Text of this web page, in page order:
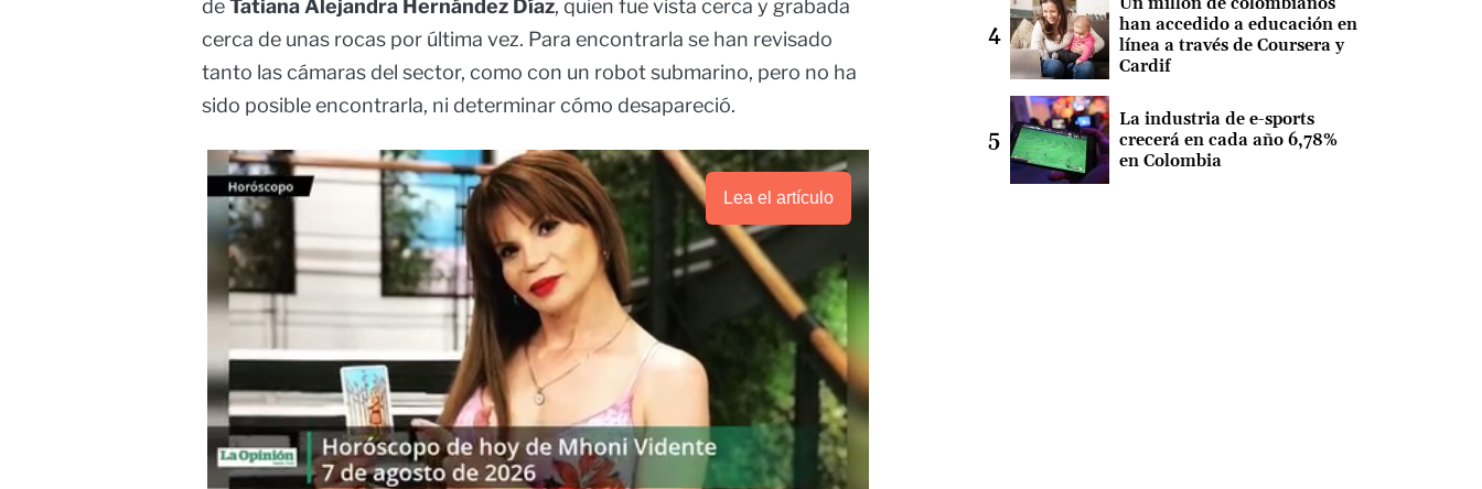
deTatiana Alejandra Hernández Díaz, quien fue vista cerca y grabada
cerca de unas rocas por última vez. Para encontrarla se han revisado
tanto las cámaras del sector, como con un robot submarino, pero no ha
sido posible encontrarla, ni determinar cómo desapareció.
Lea el artículo
Un millón de colombianos
han accedido a educación en
línea a través de Coursera y
Cardif
La industria de e-sports
crecerá en cada año 6,78%
en Colombia